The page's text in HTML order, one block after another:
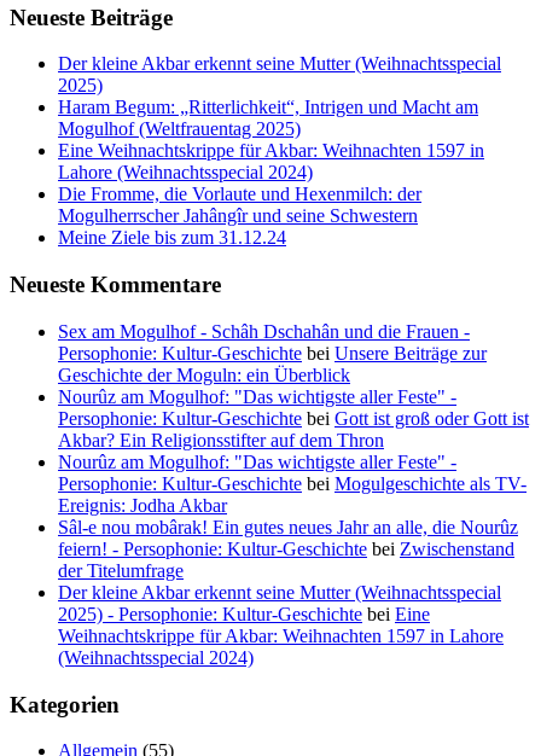
Neueste Beiträge
Der kleine Akbar erkennt seine Mutter (Weihnachtsspecial
2025)
Haram Begum: „Ritterlichkeit“, Intrigen und Macht am
Mogulhof (Weltfrauentag 2025)
Eine Weihnachtskrippe für Akbar: Weihnachten 1597 in
Lahore (Weihnachtsspecial 2024)
Die Fromme, die Vorlaute und Hexenmilch: der
Mogulherrscher Jahângîr und seine Schwestern
Meine Ziele bis zum 31.12.24
Neueste Kommentare
Sex am Mogulhof - Schâh Dschahân und die Frauen -
Persophonie: Kultur-Geschichte bei Unsere Beiträge zur
Geschichte der Moguln: ein Überblick
Nourûz am Mogulhof: "Das wichtigste aller Feste" -
Persophonie: Kultur-Geschichte bei Gott ist groß oder Gott ist
Akbar? Ein Religionsstifter auf dem Thron
Nourûz am Mogulhof: "Das wichtigste aller Feste" -
Persophonie: Kultur-Geschichte bei Mogulgeschichte als TV-
Ereignis: Jodha Akbar
Sâl-e nou mobârak! Ein gutes neues Jahr an alle, die Nourûz
feiern! - Persophonie: Kultur-Geschichte bei Zwischenstand
der Titelumfrage
Der kleine Akbar erkennt seine Mutter (Weihnachtsspecial
2025) - Persophonie: Kultur-Geschichte bei Eine
Weihnachtskrippe für Akbar: Weihnachten 1597 in Lahore
(Weihnachtsspecial 2024)
Kategorien
Allgemein (55)